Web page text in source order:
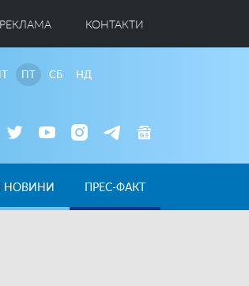
РЕКЛАМА КОНТАКТИ
ПТ СБ НД
НОВИНИ ПРЕС-ФАКТ